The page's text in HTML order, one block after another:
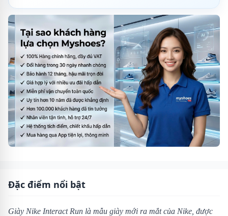
Đặc điểm nổi bật
Giày Nike Interact Run là mẫu giày mới ra mắt của Nike, được